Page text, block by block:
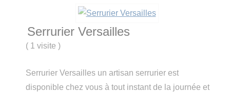
Serrurier Versailles
( 1 visite)
Serrurier Versailles un artisan serrurier est
disponible chez vous à tout instant de la journée et